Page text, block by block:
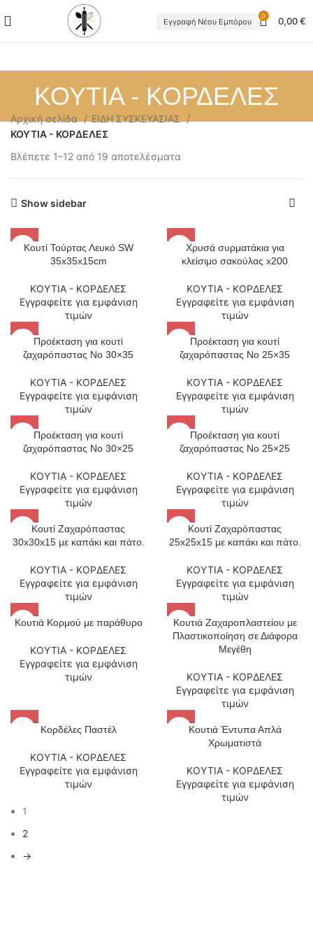
Εγγραφή Νέου Εμπόρου
0 0,00€
ΚΟΥΤΙΑ - ΚΟΡΔΕΛΕΣ
Αρχική σελίδα
ΕΙΔΗ ΣΥΣΚΕΥΑΣΙΑΣ
ΚΟΥΤΙΑ - ΚΟΡΔΕΛΕΣ
Βλέπετε 1–12 από 19 αποτελέσματα
Show sidebar
Κουτί Τούρτας Λευκό SW
35x35x15cm
ΚΟΥΤΙΑ - ΚΟΡΔΕΛΕΣ
Εγγραφείτε για εμφάνιση
τιμών
Χρυσά συρματάκια για
κλείσιμο σακούλας x200
ΚΟΥΤΙΑ - ΚΟΡΔΕΛΕΣ
Εγγραφείτε για εμφάνιση
τιμών
Προέκταση για κουτί
ζαχαρόπαστας Νο 30×35
ΚΟΥΤΙΑ - ΚΟΡΔΕΛΕΣ
Εγγραφείτε για εμφάνιση
τιμών
Προέκταση για κουτί
ζαχαρόπαστας Νο 25×35
ΚΟΥΤΙΑ - ΚΟΡΔΕΛΕΣ
Εγγραφείτε για εμφάνιση
τιμών
Προέκταση για κουτί
ζαχαρόπαστας Νο 30×25
ΚΟΥΤΙΑ - ΚΟΡΔΕΛΕΣ
Εγγραφείτε για εμφάνιση
τιμών
Προέκταση για κουτί
ζαχαρόπαστας Νο 25×25
ΚΟΥΤΙΑ - ΚΟΡΔΕΛΕΣ
Εγγραφείτε για εμφάνιση
τιμών
Κουτί Ζαχαρόπαστας
30x30x15 με καπάκι και πάτο.
ΚΟΥΤΙΑ - ΚΟΡΔΕΛΕΣ
Εγγραφείτε για εμφάνιση
τιμών
Κουτί Ζαχαρόπαστας
25x25x15 με καπάκι και πάτο.
ΚΟΥΤΙΑ - ΚΟΡΔΕΛΕΣ
Εγγραφείτε για εμφάνιση
τιμών
Κουτιά Κορμού με παράθυρο
ΚΟΥΤΙΑ - ΚΟΡΔΕΛΕΣ
Εγγραφείτε για εμφάνιση
τιμών
Κουτιά Ζαχαροπλαστείου με
Πλαστικοποίηση σε Διάφορα
Μεγέθη
ΚΟΥΤΙΑ - ΚΟΡΔΕΛΕΣ
Εγγραφείτε για εμφάνιση
τιμών
Κορδέλες Παστέλ
ΚΟΥΤΙΑ - ΚΟΡΔΕΛΕΣ
Εγγραφείτε για εμφάνιση
τιμών
Κουτιά Έντυπα Απλά
Χρωματιστά
ΚΟΥΤΙΑ - ΚΟΡΔΕΛΕΣ
Εγγραφείτε για εμφάνιση
τιμών
1
2
→